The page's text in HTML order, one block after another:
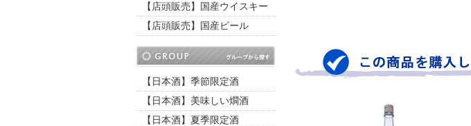
【店頭販売】国産ウイスキー
【店頭販売】国産ビール
【日本酒】季節限定酒
【日本酒】美味しい燗酒
【日本酒】夏季限定酒